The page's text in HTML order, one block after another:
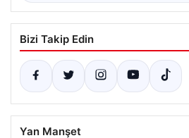
Bizi Takip Edin
Yan Manşet